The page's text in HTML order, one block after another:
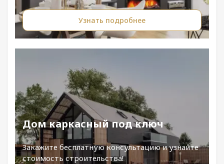
Узнать подробнее
Дом каркасный под ключ
Закажите бесплатную консультацию и узнайте
стоимость строительства!